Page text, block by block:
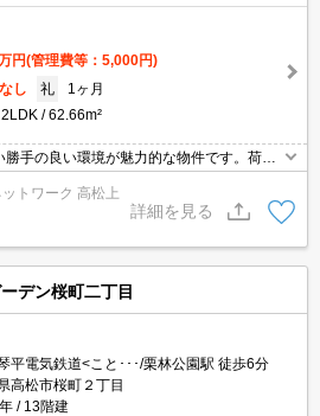
万円(管理費等：5,000円)
なし 礼
1ヶ月
2LDK 62.66m²
手の良い環境が魅力的な物件です。荷物
配ボックスに届けられるので、外出や入浴
気にする必要はありません。収納はシュ
トなど豊富なので、衣類や履き物の整理が
ら2駅利用できる、利便性の高い物件で
トワーク 高松上
詳細を見る
デン桜町二丁目
平電気鉄道<こと･･･/栗林公園駅 徒歩6分
高松市桜町２丁目
13階建